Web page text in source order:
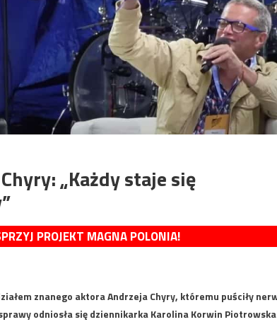
„Każdy staje się
PROJEKT MAGNA POLONIA!
znanego aktora Andrzeja Chyry, któremu puściły
odniosła się dziennikarka Karolina Korwin